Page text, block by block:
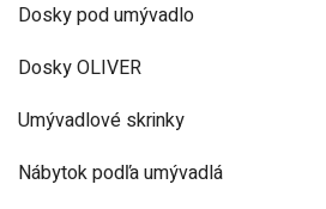
Dosky pod umývadlo
Dosky OLIVER
Umývadlové skrinky
Nábytok podľa umývadlá